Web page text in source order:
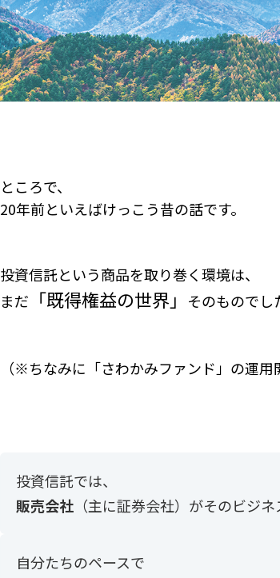
ところで、
20年前といえばけっこう昔の話です。
投資信託という商品を取り巻く環境は、
まだ 「既得権益の世界」 そのものでし
（※ちなみに「さわかみファンド」の運用
投資信託では、
販売会社 （主に証券会社）がそのビジ
自分たちのペースで